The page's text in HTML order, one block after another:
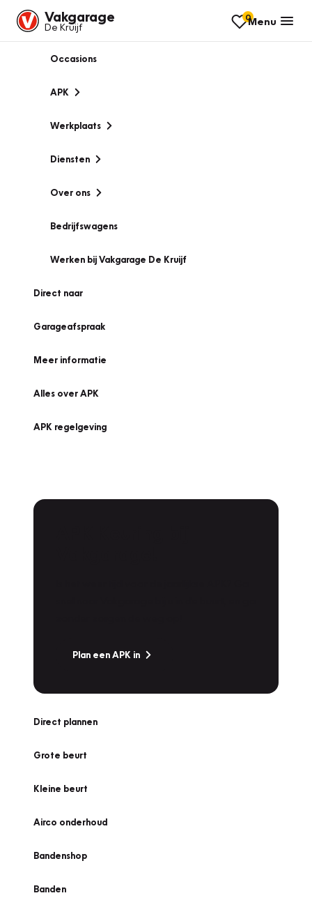
Vakgarage
De Kruijf
0Menu
Occasions
APK
Werkplaats
Diensten
Over ons
Bedrijfswagens
Werken bij Vakgarage De Kruijf
Direct naar
Garageafspraak
Meer informatie
Alles over APK
APK regelgeving
Plan een APK in
Direct plannen
Grote beurt
Kleine beurt
Airco onderhoud
Bandenshop
Banden